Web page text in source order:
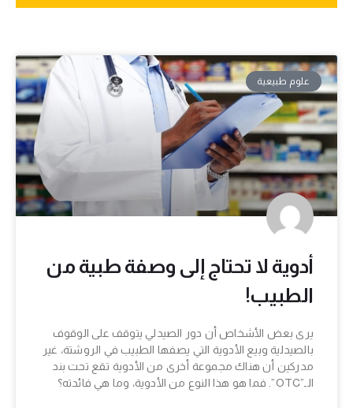
علوم طبيعية
أدوية لا تحتاج إلى وصفة طبية من
الطبيب!
يرى بعض الأشخاص أن دور الصيدلي يتوقف على الوقوف
بالصيدلية وبيع الأدوية التي يصفها الطبيب في الروشتة، غير
مدركين أن هناك مجموعة أخرى من الأدوية تقع تحت بند
الـ”OTC”. فما هو هذا النوع من الأدوية، وما هي فائدته؟